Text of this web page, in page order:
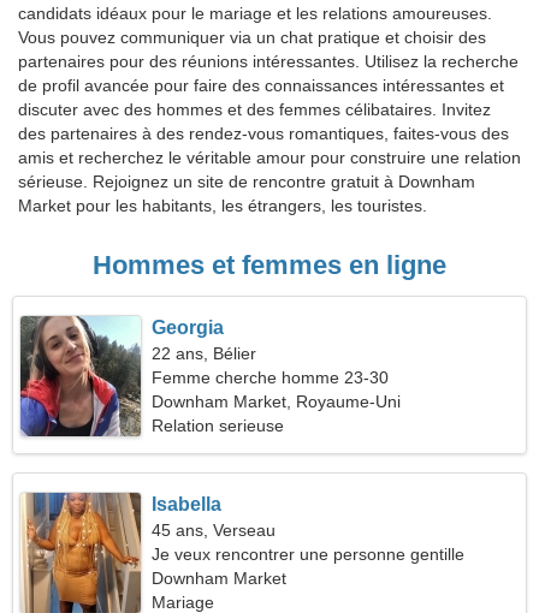
candidats idéaux pour le mariage et les relations amoureuses.
Vous pouvez communiquer via un chat pratique et choisir des
partenaires pour des réunions intéressantes. Utilisez la recherche
de profil avancée pour faire des connaissances intéressantes et
discuter avec des hommes et des femmes célibataires. Invitez
des partenaires à des rendez-vous romantiques, faites-vous des
amis et recherchez le véritable amour pour construire une relation
sérieuse. Rejoignez un site de rencontre gratuit à Downham
Market pour les habitants, les étrangers, les touristes.
Hommes et femmes en ligne
Georgia
22 ans, Bélier
Femme cherche homme 23-30
Downham Market, Royaume-Uni
Relation serieuse
Isabella
45 ans, Verseau
Je veux rencontrer une personne gentille
Downham Market
Mariage